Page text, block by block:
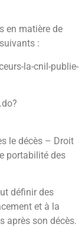
en matière de
:
la-cnil-publie-
le décès – Droit
portabilité des
définir des
et à la
après son décès.